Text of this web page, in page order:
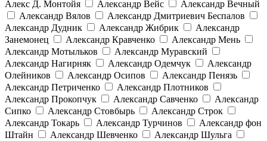
Алекс Д. Монтойя
Александр Вейс
Александр Вечный
Александр Вялов
Александр Дмитриевич Беспалов
Александр Дудник
Александр Жибрик
Александр
Занемонец
Александр Кравченко
Александр Мень
Александр Мотыльков
Александр Муравский
Александр Нагирняк
Александр Одемчук
Александр
Олейников
Александр Осипов
Александр Пенязь
Александр Петриченко
Александр Плотников
Александр Прокопчук
Александр Савченко
Александр
Сипко
Александр Стовбырь
Александр Строк
Александр Токарь
Александр Турчинов
Александр фон
Штайн
Александр Шевченко
Александр Шульга